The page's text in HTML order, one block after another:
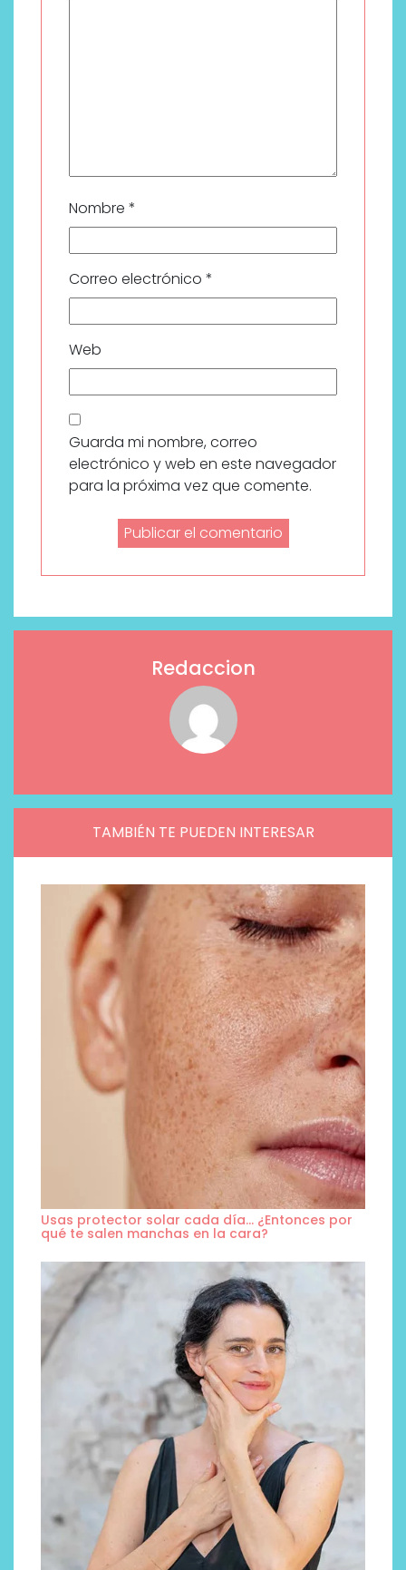
Nombre *
Correo electrónico *
Web
Guarda mi nombre, correo
electrónico y web en este navegador
para la próxima vez que comente.
Redaccion
TAMBIÉN TE PUEDEN INTERESAR
Usas protector solar cada día… ¿Entonces por
qué te salen manchas en la cara?